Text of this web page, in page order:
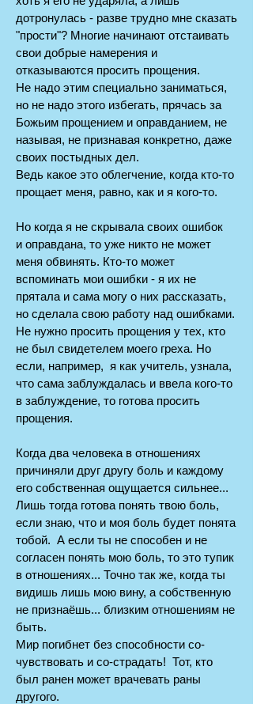
дотронулась - разве трудно мне сказать
"прости"? Многие начинают отстаивать
свои добрые намерения и
отказываются просить прощения.
Не надо этим специально заниматься,
но не надо этого избегать, прячась за
Божьим прощением и оправданием, не
называя, не признавая конкретно, даже
своих постыдных дел.
Ведь какое это облегчение, когда кто-то
прощает меня, равно, как и я кого-то.
Но когда я не скрывала своих ошибок
и оправдана, то уже никто не может
меня обвинять. Кто-то может
вспоминать мои ошибки - я их не
прятала и сама могу о них рассказать,
но сделала свою работу над ошибками.
Не нужно просить прощения у тех, кто
не был свидетелем моего греха. Но
если, например, я как учитель, узнала,
что сама заблуждалась и ввела кого-то
в заблуждение, то готова просить
прощения.
Когда два человека в отношениях
причиняли друг другу боль и каждому
его собственная ощущается сильнее...
Лишь тогда готова понять твою боль,
если знаю, что и моя боль будет понята
тобой. А если ты не способен и не
согласен понять мою боль, то это тупик
в отношениях... Точно так же, когда ты
видишь лишь мою вину, а собственную
не признаёшь... близким отношениям не
быть.
Мир погибнет без способности со-
чувствовать и со-страдать! Тот, кто
был ранен может врачевать раны
другого.